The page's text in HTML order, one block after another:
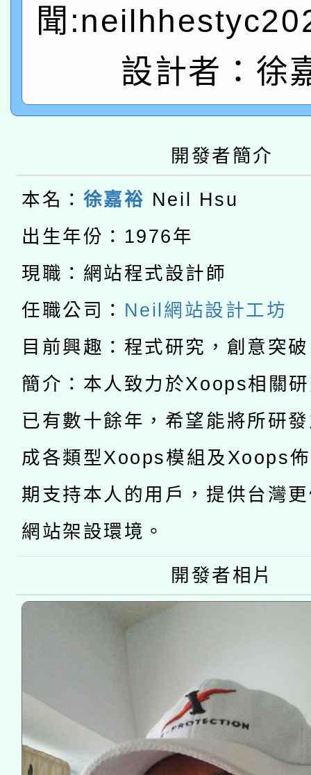
年度健康促進學校輔導
業成長研習」實施計畫
原住民族教育政策研討
族教育國際趨勢與發展
轉知教育部國民及學前
新北市政府教育局辦
師專業成長研習實施
函轉國立臺灣師範大學
族語言臺北學習中心
轉知有關國立成功大學
文教學共融平台-教案
件」活動簡章
教育部國民及學前教育
年度COVID-19疫苗接
接種對象擴大為「滿6
接種之民眾」措施，延
月28日止
轉知經濟部水利署委託
業技術研究院辦理「
用水績優單位及節水達
動」
115年8月22日(星期六
桃園市孔廟祈福系列
開 智慧啟航」
2026年桃園地景藝術
「2026桃園藝術巡演
關事宜
轉知教育部國民及學前
國立臺灣師範大學辦理
年度健康促進學校輔導
業成長研習」實施計畫
原住民族教育政策研討
族教育國際趨勢與發展
轉知教育部國民及學前
新北市政府教育局辦
師專業成長研習實施
方素養工作坊新北場」
函轉國立臺灣師範大學
族語言臺北學習中心
「族語學習班」招生簡
轉知有關國立成功大學
文教學共融平台-教案
件」活動簡章
教育部國民及學前教育
年度COVID-19疫苗接
接種對象擴大為「滿6
接種之民眾」措施，
月28日止
聞
設計者：徐
開發者簡介
本名： 徐嘉裕 Neil Hsu
出生年份：1976年
現職：網站程式設計師
任職公司： Neil網站設計工坊
目前興趣：程式研究，創意突
簡介：本人致力於Xoops相關
已有數十餘年，希望能將所研
成各類型Xoops模組及Xoops
期支持本人的用戶，提供台灣
網站架設環境。
開發者相片